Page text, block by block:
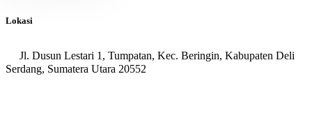
Lokasi
Jl. Dusun Lestari 1, Tumpatan, Kec. Beringin, Kabupaten Deli
Serdang, Sumatera Utara 20552